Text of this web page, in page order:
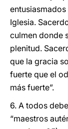
Iglesia.
culmen donde
plenitud.
que la gracia
fuerte que el
más fuerte”.
6. A todos
“maestros